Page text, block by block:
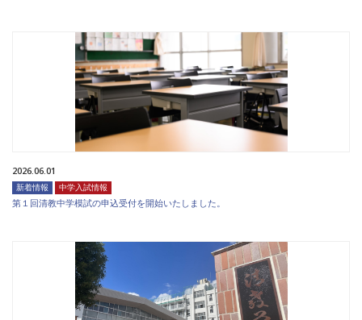
2026.06.01
新着情報 中学入試情報
第１回清教中学模試の申込受付を開始いたしました。